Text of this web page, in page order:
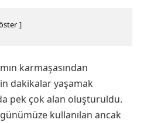
karmaşasından
dakikalar yaşamak
pek çok alan oluşturuldu.
kullanılan ancak